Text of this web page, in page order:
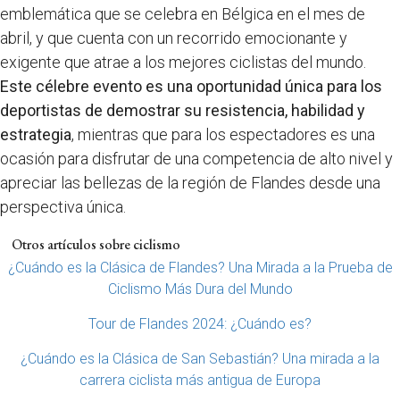
emblemática que se celebra en Bélgica en el mes de
abril, y que cuenta con un recorrido emocionante y
exigente que atrae a los mejores ciclistas del mundo.
Este célebre evento es una oportunidad única para los
deportistas de demostrar su resistencia, habilidad y
estrategia, mientras que para los espectadores es una
ocasión para disfrutar de una competencia de alto nivel y
apreciar las bellezas de la región de Flandes desde una
perspectiva única.
Otros artículos sobre ciclismo
¿Cuándo es la Clásica de Flandes? Una Mirada a la Prueba de
Ciclismo Más Dura del Mundo
Tour de Flandes 2024: ¿Cuándo es?
¿Cuándo es la Clásica de San Sebastián? Una mirada a la
carrera ciclista más antigua de Europa